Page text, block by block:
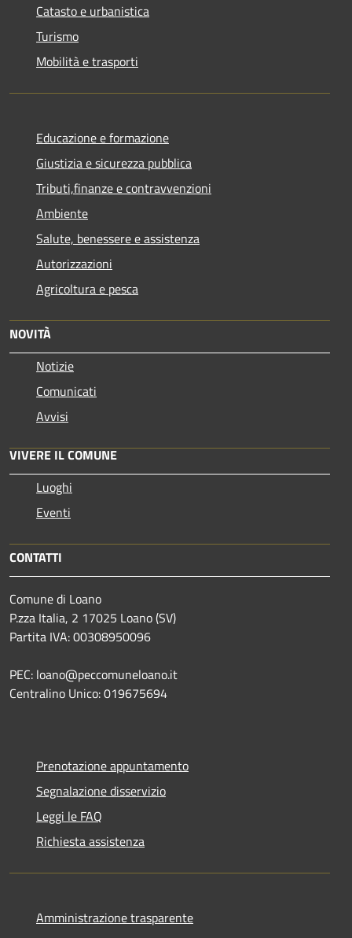
Catasto e urbanistica
Turismo
Mobilità e trasporti
Educazione e formazione
Giustizia e sicurezza pubblica
Tributi,finanze e contravvenzioni
Ambiente
Salute, benessere e assistenza
Autorizzazioni
Agricoltura e pesca
NOVITÀ
Notizie
Comunicati
Avvisi
VIVERE IL COMUNE
Luoghi
Eventi
CONTATTI
Comune di Loano
P.zza Italia, 2 17025 Loano (SV)
Partita IVA: 00308950096
PEC: loano@peccomuneloano.it
Centralino Unico: 019675694
Prenotazione appuntamento
Segnalazione disservizio
Leggi le FAQ
Richiesta assistenza
Amministrazione trasparente